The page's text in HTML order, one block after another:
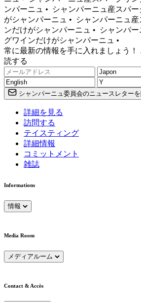
ンパーニュ •
シャンパーニュ産スパ
がシャンパーニュ •
シャンパーニュ
ンだけがシャンパーニュ •
シャンパ
グワインだけがシャンパーニュ •
常に最新の情報を手に入れましょう！
読する
シャンパーニュ委員会のニュースレター
詳細を見る
訪問する
テイスティング
詳細情報
コミットメント
雑誌
Informations
情報
Media Room
メディアルーム
Contact & Accès